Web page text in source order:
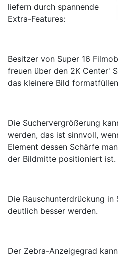
liefern durch spannende
Extra-Features:
Besitzer von Super 16
freuen über den 2K Center'
das kleinere Bild
Die Suchervergrößerung
werden, das ist sinnvoll,
Element dessen Schärfe
der Bildmitte positioniert ist.
Die Rauschunterdrückung
deutlich besser werden.
Der Zebra-Anzeigegrad